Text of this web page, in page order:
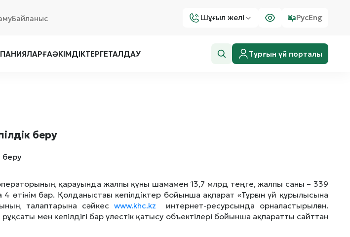
Байланыс Шұғыл желі ҚазРусEng
ӘКІМДІКТЕРГЕТАЛДАУ Тұрғын үй порталы
беру
қарауында жалпы құны шамамен 13,7 млрд теңге, жалпы саны – 339
бар. Қолданыстағы кепілдіктер бойынша ақпарат «Тұрғын үй құрылысына
талаптарына сәйкес www.khc.kz интернет-ресурсында орналастырылған.
мен кепілдігі бар үлестік қатысу объектілері бойынша ақпаратты сайттан